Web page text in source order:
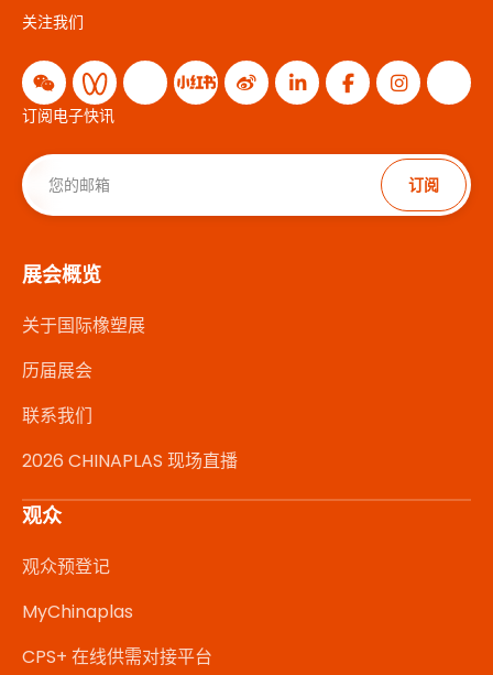
关注我们
订阅电子快讯
订阅
展会概览
关于国际橡塑展
历届展会
联系我们
2026 CHINAPLAS 现场直播
观众
观众预登记
MyChinaplas
CPS+ 在线供需对接平台